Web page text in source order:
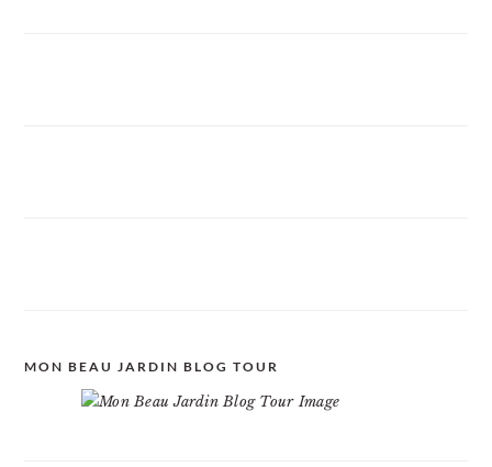
MON BEAU JARDIN BLOG TOUR